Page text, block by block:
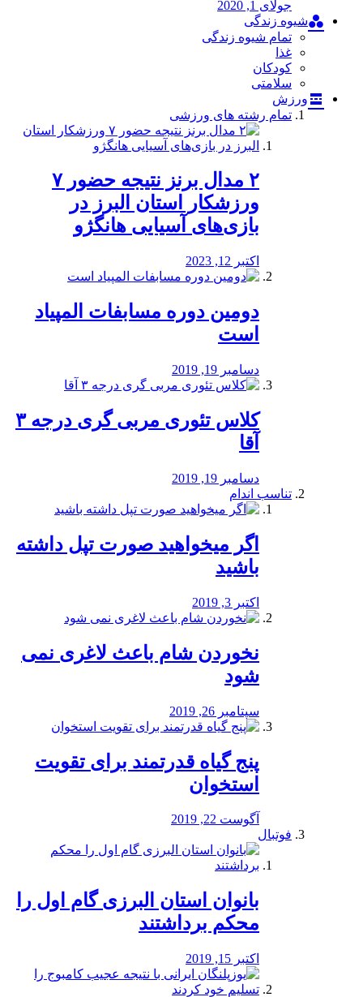
جولای 1, 2020
شیوه زندگی
تمام شیوه زندگی
غذا
کودکان
سلامتی
ورزش
تمام رشته های ورزشی
۲ مدال برنز نتیجه حضور ۷
ورزشکار استان البرز در
بازی‌های آسیایی هانگژو
اکتبر 12, 2023
دومین دوره مسابفات المپیاد
است
دسامبر 19, 2019
کلاس تئوری مربی گری درجه ۳
آقا
دسامبر 19, 2019
تناسب اندام
اگر میخواهید صورت تپل داشته
باشید
اکتبر 3, 2019
نخوردن شام باعث لاغری نمی
‌شود
سپتامبر 26, 2019
پنج گیاه قدرتمند برای تقویت
استخوان
آگوست 22, 2019
فوتبال
بانوان استان البرزی گام اول را
محكم برداشتند
اکتبر 15, 2019